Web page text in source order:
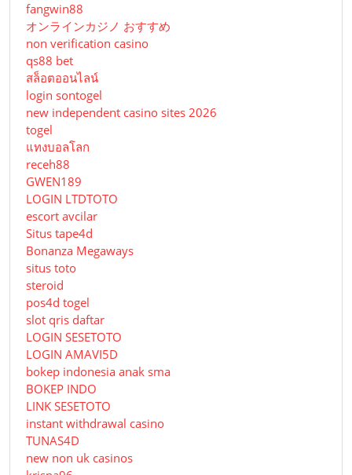
fangwin88
オンラインカジノ おすすめ
non verification casino
qs88 bet
สล็อตออนไลน์
login sontogel
new independent casino sites 2026
togel
แทงบอลโลก
receh88
GWEN189
LOGIN LTDTOTO
escort avcilar
Situs tape4d
Bonanza Megaways
situs toto
steroid
pos4d togel
slot qris daftar
LOGIN SESETOTO
LOGIN AMAVI5D
bokep indonesia anak sma
BOKEP INDO
LINK SESETOTO
instant withdrawal casino
TUNAS4D
new non uk casinos